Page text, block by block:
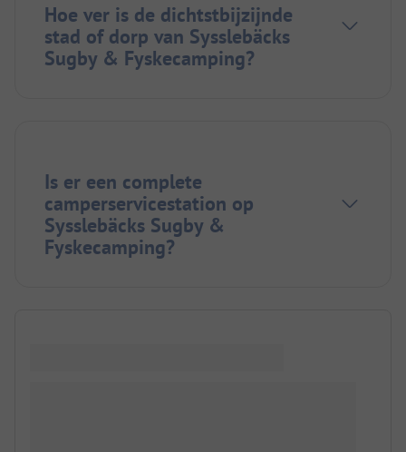
Hoe ver is de dichtstbijzijnde
stad of dorp van Sysslebäcks
Sugby & Fyskecamping?
Is er een complete
camperservicestation op
Sysslebäcks Sugby &
Fyskecamping?